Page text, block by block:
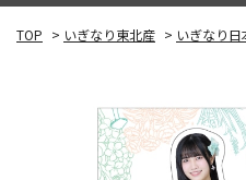
TOP > いぎなり東北産 > いぎなり